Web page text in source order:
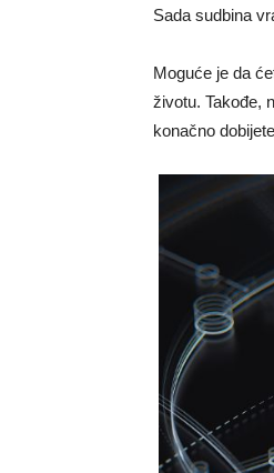
Sada sudbina
Moguće je da
životu. Takođe,
konačno